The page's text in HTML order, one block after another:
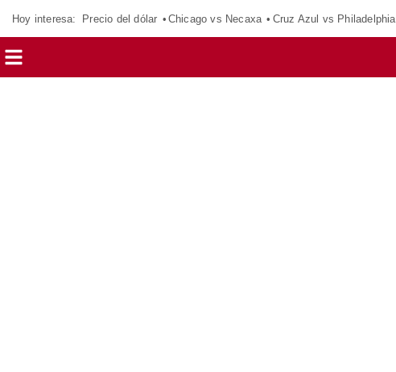
Hoy interesa: Precio del dólar Chicago vs Necaxa Cruz Azul vs Philadelphia